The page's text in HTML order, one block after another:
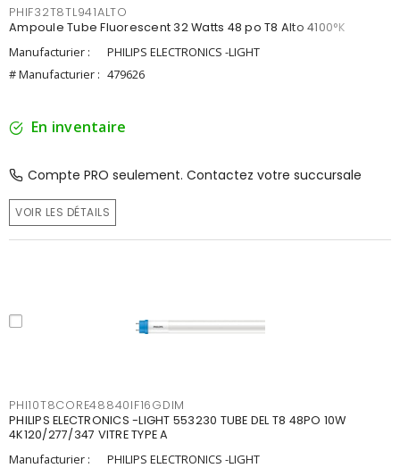
PHIF32T8TL941ALTO
Ampoule Tube Fluorescent 32 Watts 48 po T8 Alto 4100°K
Manufacturier :
PHILIPS ELECTRONICS -LIGHT
# Manufacturier : 479626
En inventaire
Compte PRO seulement. Contactez votre succursale
VOIR LES DÉTAILS
PHI10T8CORE48840IF16GDIM
PHILIPS ELECTRONICS -LIGHT 553230 TUBE DEL T8 48PO 10W
4K120/277/347 VITRE TYPE A
Manufacturier :
PHILIPS ELECTRONICS -LIGHT